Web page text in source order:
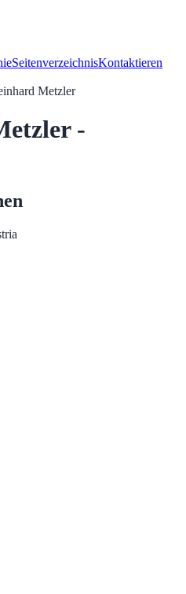
SeitenverzeichnisKontaktieren
Metzler
-